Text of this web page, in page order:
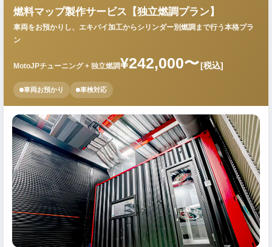
燃料マップ製作サービス【独立燃調プラン】
車両をお預かりし、エキパイ加工からシリンダー別燃調まで行う本格プラ
ン
MotoJPチューニング + 独立燃調¥242,000〜[税込]
車両お預かり 車検対応